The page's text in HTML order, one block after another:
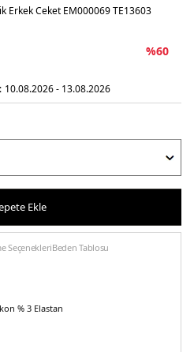
Erkek Ceket EM000069 TE13603
%60
10.08.2026 - 13.08.2026
Ekle
SeçenekleriBeden Tablosu
% 3 Elastan